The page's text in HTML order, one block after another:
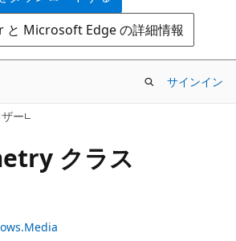
Microsoft Edge の詳細情報
サインイン
ー
クラス